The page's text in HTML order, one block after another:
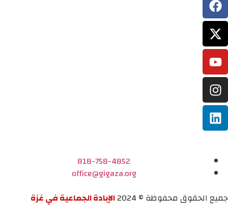
818-758-4852
office@gigaza.org
جميع الحقوق محفوظة © 2024
الإبادة الجماعية في غزة